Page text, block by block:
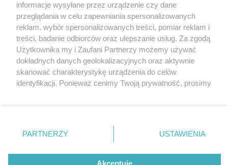
4 / 14
Galeria Artystyczna
Katowice
Nie zapomnij
zapoznać się z:
polityką prywatności regulamin korzystania z portali
Twojemiasto
Piekary Śląskie
Chorzów
Tarnowskie Góry
Gliwice
Skontakuj sięz nami
Kontakt
Wydawca
Redakcja
informacje wysyłane przez urządzenie czy dane
przeglądania w celu zapewniania spersonalizowanych
reklam, wybór spersonalizowanych treści, pomiar reklam i
treści, badanie odbiorców oraz ulepszanie usług. Za zgodą
Użytkownika my i Zaufani Partnerzy możemy używać
dokładnych danych geolokalizacyjnych oraz aktywnie
skanować charakterystykę urządzenia do celów
identyfikacji. Ponieważ cenimy Twoją prywatność, prosimy
prywatności znajdujący się w lewym dolnym rogu strony
. Niektóre rodzaje przetwarzania danych nie wymagają
zgody użytkownika, ale masz prawo sprzeciwić się
takiemu przetwarzaniu. Preferencje będą miały
PARTNERZY USTAWIENIA
Akceptuję